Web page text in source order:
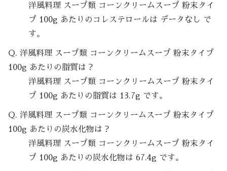
洋風料理 スープ類 コーンクリームスープ 粉末タイ
プ 100g あたりのコレステロールは データなし で
す。
Q. 洋風料理 スープ類 コーンクリームスープ 粉末タイプ
100g あたりの脂質は？
洋風料理 スープ類 コーンクリームスープ 粉末タイ
プ 100g あたりの脂質は 13.7g です。
Q. 洋風料理 スープ類 コーンクリームスープ 粉末タイプ
100g あたりの炭水化物は？
洋風料理 スープ類 コーンクリームスープ 粉末タイ
プ 100g あたりの炭水化物は 67.4g です。